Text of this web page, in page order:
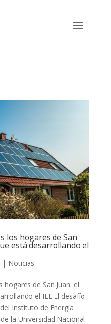
los hogares de San
está desarrollando el
| Noticias
de San Juan: el
el IEE El desafío
Instituto de Energía
la Universidad Nacional